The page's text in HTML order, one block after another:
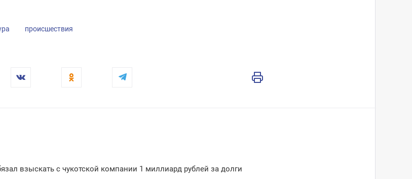
происшествия
взыскать с чукотской компании 1 миллиард рублей за долги